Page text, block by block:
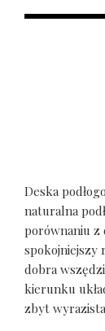
Deska
naturalna
porównaniu z
spokojniejszy
dobra
kierunku
zbyt